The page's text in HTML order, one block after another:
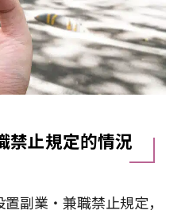
禁止規定的情況
副業・兼職禁止規定，